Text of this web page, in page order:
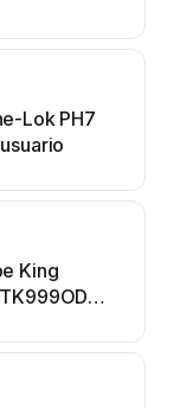
Lok PH7
King